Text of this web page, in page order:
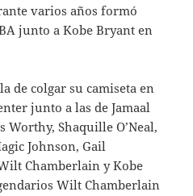
varios años formó
junto a Kobe Bryant en
de colgar su camiseta en
junto a las de Jamaal
Worthy, Shaquille O’Neal,
Johnson, Gail
Chamberlain y Kobe
Wilt Chamberlain